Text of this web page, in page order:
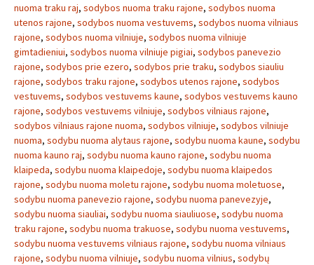
nuoma traku raj, sodybos nuoma traku rajone, sodybos nuoma
utenos rajone, sodybos nuoma vestuvems, sodybos nuoma vilniaus
rajone, sodybos nuoma vilniuje, sodybos nuoma vilniuje
gimtadieniui, sodybos nuoma vilniuje pigiai, sodybos panevezio
rajone, sodybos prie ezero, sodybos prie traku, sodybos siauliu
rajone, sodybos traku rajone, sodybos utenos rajone, sodybos
vestuvems, sodybos vestuvems kaune, sodybos vestuvems kauno
rajone, sodybos vestuvems vilniuje, sodybos vilniaus rajone,
sodybos vilniaus rajone nuoma, sodybos vilniuje, sodybos vilniuje
nuoma, sodybu nuoma alytaus rajone, sodybu nuoma kaune, sodybu
nuoma kauno raj, sodybu nuoma kauno rajone, sodybu nuoma
klaipeda, sodybu nuoma klaipedoje, sodybu nuoma klaipedos
rajone, sodybu nuoma moletu rajone, sodybu nuoma moletuose,
sodybu nuoma panevezio rajone, sodybu nuoma panevezyje,
sodybu nuoma siauliai, sodybu nuoma siauliuose, sodybu nuoma
traku rajone, sodybu nuoma trakuose, sodybu nuoma vestuvems,
sodybu nuoma vestuvems vilniaus rajone, sodybu nuoma vilniaus
rajone, sodybu nuoma vilniuje, sodybu nuoma vilnius, sodybų